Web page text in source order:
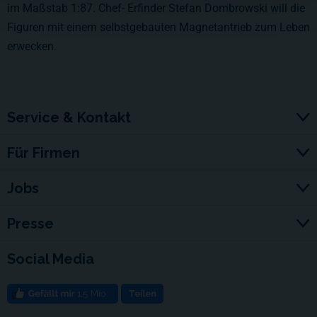
im Maßstab 1:87. Chef- Erfinder Stefan Dombrowski will die
Figuren mit einem selbstgebauten Magnetantrieb zum Leben
erwecken.
Service & Kontakt
Für Firmen
Jobs
Presse
Social Media